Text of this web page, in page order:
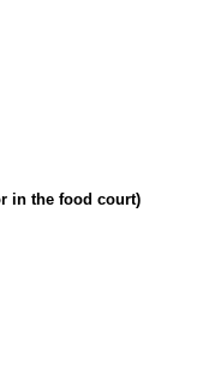
in the food court)